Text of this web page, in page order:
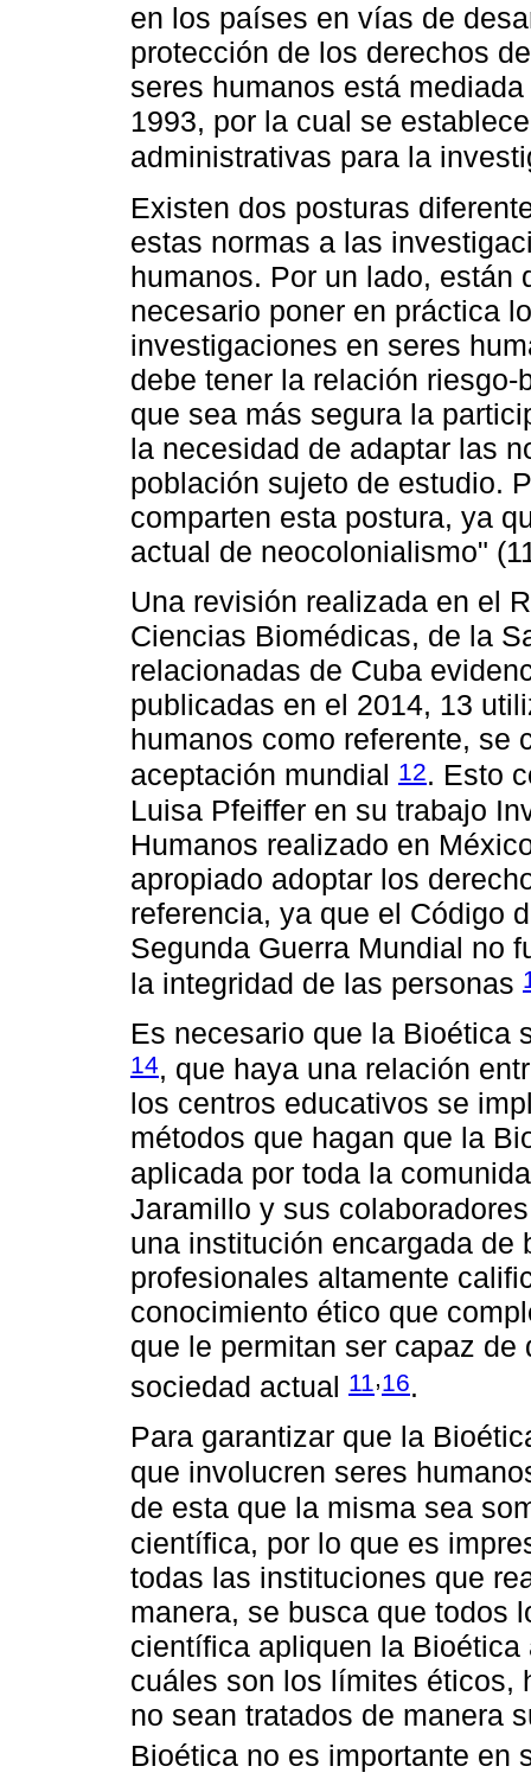
en los países en vías de
protección de los derechos
seres humanos está
1993, por la cual se
administrativas para la
Existen dos posturas
estas normas a las
humanos. Por un lado, están
necesario poner en práctica
investigaciones en seres
debe tener la relación
que sea más segura la
la necesidad de adaptar las
población sujeto de estudio.
comparten esta postura, ya
actual de neocolonialismo"
Una revisión realizada en el
Ciencias Biomédicas, de la
relacionadas de Cuba
publicadas en el 2014, 13
humanos como referente, se
aceptación mundial 12. Esto
Luisa Pfeiffer en su trabajo
Humanos realizado en
apropiado adoptar los
referencia, ya que el Código
Segunda Guerra Mundial no
la integridad de las personas
Es necesario que la Bioética
14, que haya una relación
los centros educativos se
métodos que hagan que la
aplicada por toda la
Jaramillo y sus
una institución encargada de
profesionales altamente
conocimiento ético que
que le permitan ser capaz
sociedad actual 11,16.
Para garantizar que la
que involucren seres
de esta que la misma sea
científica, por lo que es
todas las instituciones que
manera, se busca que todos
científica apliquen la
cuáles son los límites éticos,
no sean tratados de manera
Bioética no es importante en